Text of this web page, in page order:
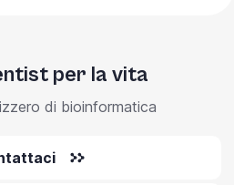
per la vita
di bioinformatica